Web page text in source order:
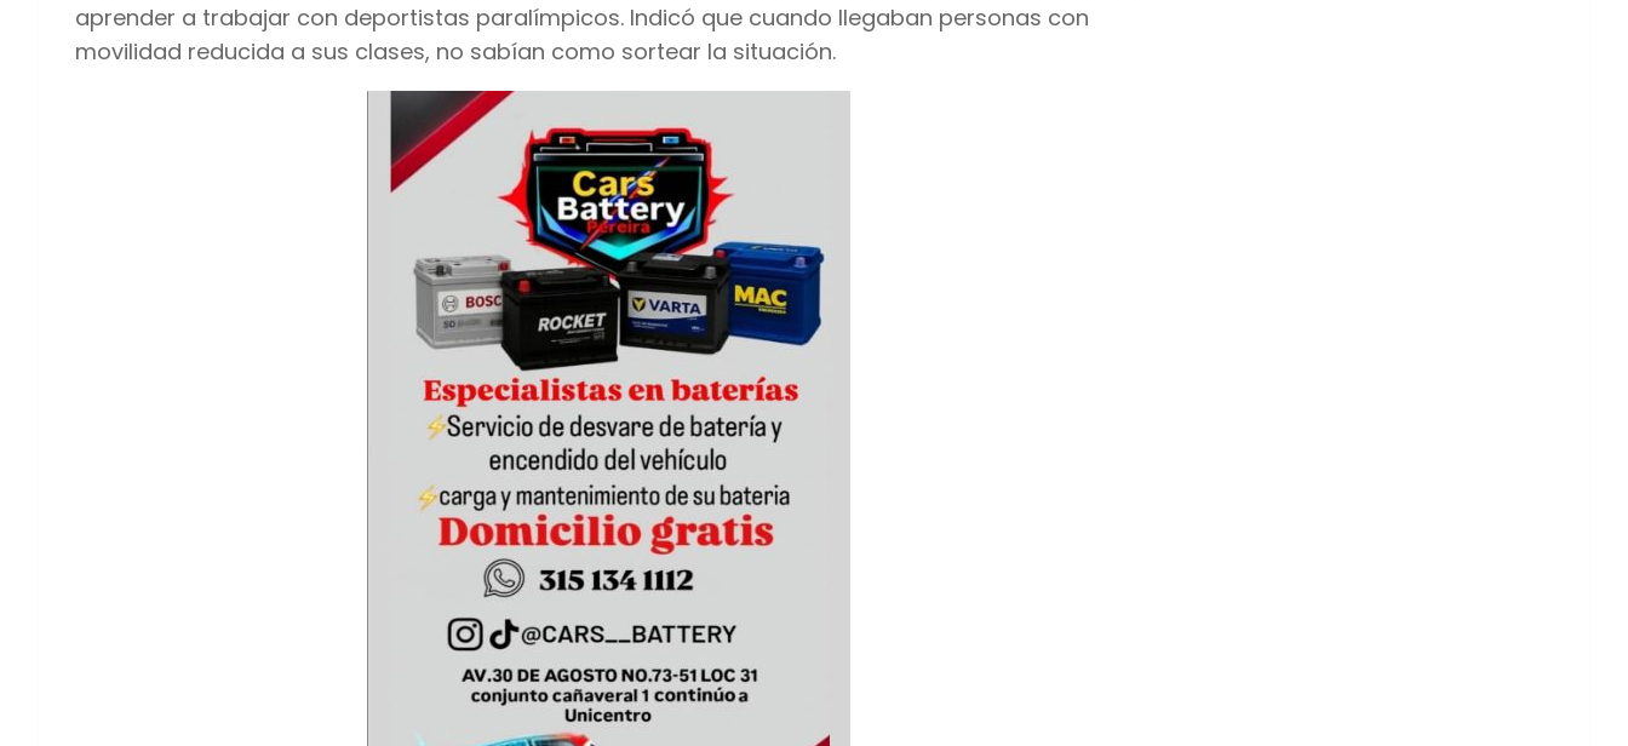
aprender a trabajar con deportistas paralímpicos. Indicó que cuando llegaban personas con
movilidad reducida a sus clases, no sabían como sortear la situación.